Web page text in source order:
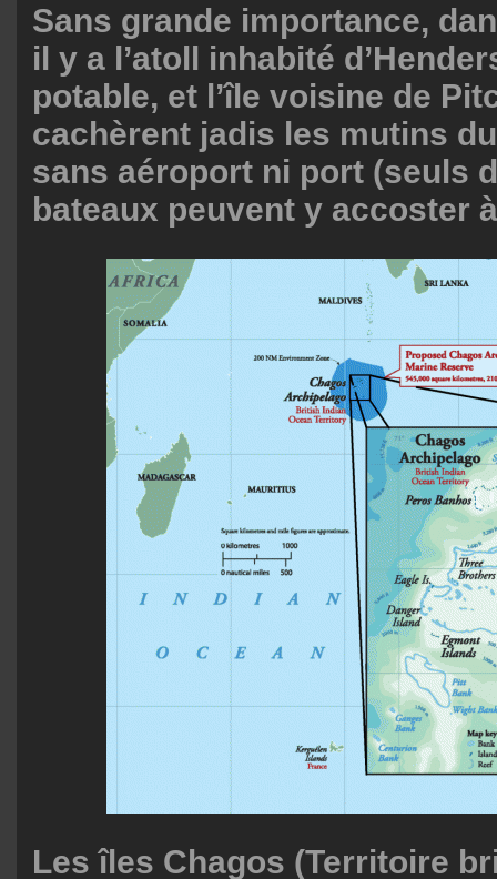
Sans grande importance,
il y a l’atoll inhabité
potable, et l’île voisine de
cachèrent jadis les mutins
sans aéroport ni port (seuls
bateaux peuvent y accoster
Les îles Chagos (Territoire